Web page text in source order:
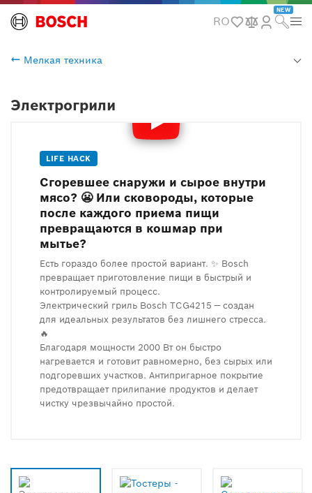
RO
NEW
Мелкая техника
Электрогрили
LIFE HACK
Сгоревшее снаружи и сырое внутри
мясо? 😬 Или сковороды, которые
после каждого приема пищи
превращаются в кошмар при
мытье?
Есть гораздо более простой вариант. ✨ Bosch
превращает приготовление пищи в быстрый и
контролируемый процесс.
Электрический гриль Bosch TCG4215 — создан
для идеальных результатов без лишнего стресса.
🔥
Благодаря мощности 2000 Вт он быстро
нагревается и готовит равномерно, без сырых или
подгоревших участков. Антипригарное покрытие
предотвращает прилипание продуктов и делает
чистку чрезвычайно простой.